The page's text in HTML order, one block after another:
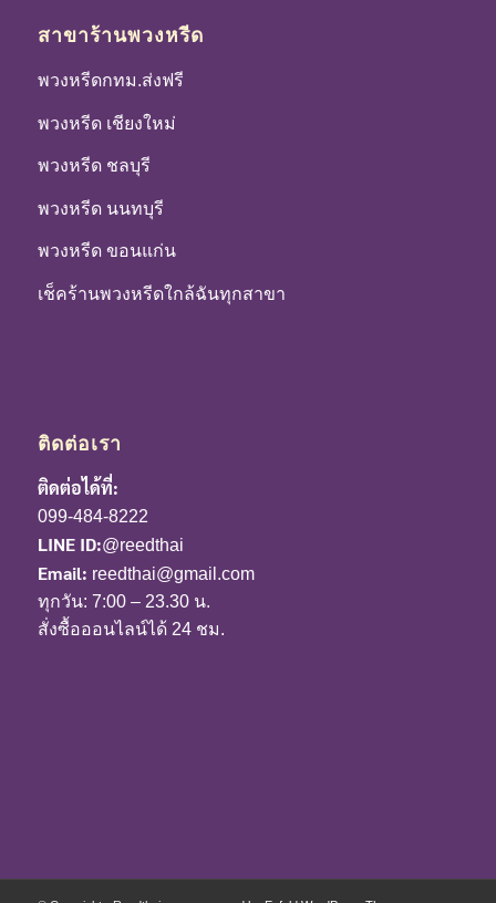
สาขาร้านพวงหรีด
พวงหรีดกทม.ส่งฟรี
พวงหรีด เชียงใหม่
พวงหรีด ชลบุรี
พวงหรีด นนทบุรี
พวงหรีด ขอนแก่น
เช็คร้านพวงหรีดใกล้ฉันทุกสาขา
ติดต่อเรา
ติดต่อได้ที่:
099-484-8222
LINE ID:@reedthai
Email: reedthai@gmail.com
ทุกวัน: 7:00 – 23.30 น.
สั่งซื้อออนไลน์ได้ 24 ชม.